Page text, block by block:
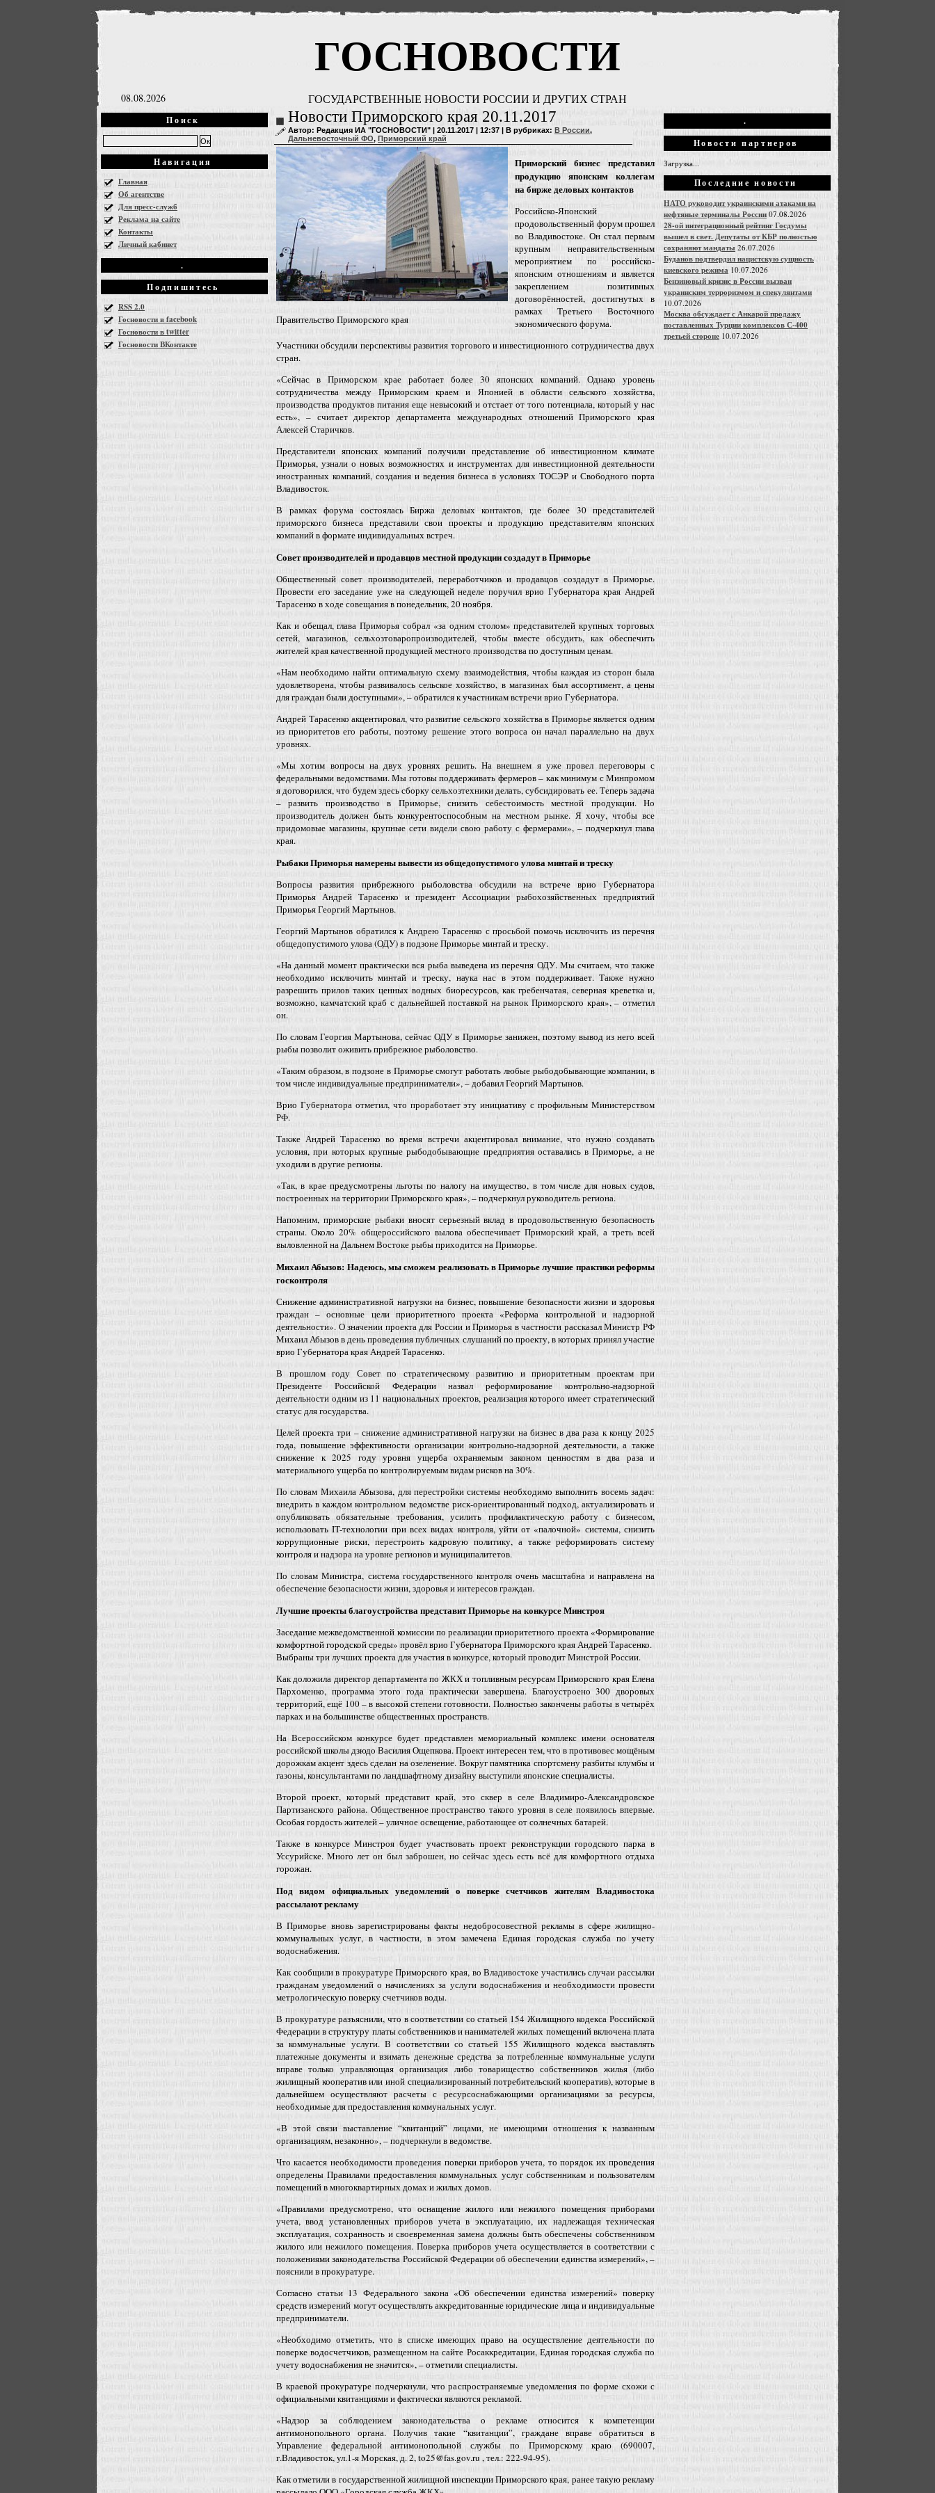
ГОСНОВОСТИ
08.08.2026 ГОСУДАРСТВЕННЫЕ НОВОСТИ РОССИИ И ДРУГИХ СТРАН
Поиск
Навигация
Главная
Об агентстве
Для пресс-служб
Реклама на сайте
Контакты
Личный кабинет
.
Подпишитесь
RSS 2.0
Госновости в facebook
Госновости в twitter
Госновости ВКонтакте
Новости Приморского края 20.11.2017
Автор: Редакция ИА "ГОСНОВОСТИ" | 20.11.2017 | 12:37 | В рубриках: В России,
Дальневосточный ФО, Приморский край
Правительство Приморского края
Приморский бизнес представил
продукцию японским коллегам
на бирже деловых контактов
Российско-Японский
продовольственный форум прошел
во Владивостоке. Он стал первым
крупным неправительственным
мероприятием по российско-
японским отношениям и является
закреплением позитивных
договорённостей, достигнутых в
рамках Третьего Восточного
экономического форума.
Участники обсудили перспективы развития торгового и инвестиционного сотрудничества двух
стран.
«Сейчас в Приморском крае работает более 30 японских компаний. Однако уровень
сотрудничества между Приморским краем и Японией в области сельского хозяйства,
производства продуктов питания еще невысокий и отстает от того потенциала, который у нас
есть», – считает директор департамента международных отношений Приморского края
Алексей Старичков.
Представители японских компаний получили представление об инвестиционном климате
Приморья, узнали о новых возможностях и инструментах для инвестиционной деятельности
иностранных компаний, создания и ведения бизнеса в условиях ТОСЭР и Свободного порта
Владивосток.
В рамках форума состоялась Биржа деловых контактов, где более 30 представителей
приморского бизнеса представили свои проекты и продукцию представителям японских
компаний в формате индивидуальных встреч.
Совет производителей и продавцов местной продукции создадут в Приморье
Общественный совет производителей, переработчиков и продавцов создадут в Приморье.
Провести его заседание уже на следующей неделе поручил врио Губернатора края Андрей
Тарасенко в ходе совещания в понедельник, 20 ноября.
Как и обещал, глава Приморья собрал «за одним столом» представителей крупных торговых
сетей, магазинов, сельхозтоваропроизводителей, чтобы вместе обсудить, как обеспечить
жителей края качественной продукцией местного производства по доступным ценам.
«Нам необходимо найти оптимальную схему взаимодействия, чтобы каждая из сторон была
удовлетворена, чтобы развивалось сельское хозяйство, в магазинах был ассортимент, а цены
для граждан были доступными», – обратился к участникам встречи врио Губернатора.
Андрей Тарасенко акцентировал, что развитие сельского хозяйства в Приморье является одним
из приоритетов его работы, поэтому решение этого вопроса он начал параллельно на двух
уровнях.
«Мы хотим вопросы на двух уровнях решить. На внешнем я уже провел переговоры с
федеральными ведомствами. Мы готовы поддерживать фермеров – как минимум с Минпромом
я договорился, что будем здесь сборку сельхозтехники делать, субсидировать ее. Теперь задача
– развить производство в Приморье, снизить себестоимость местной продукции. Но
производитель должен быть конкурентоспособным на местном рынке. Я хочу, чтобы все
придомовые магазины, крупные сети видели свою работу с фермерами», – подчеркнул глава
края.
Рыбаки Приморья намерены вывести из общедопустимого улова минтай и треску
Вопросы развития прибрежного рыболовства обсудили на встрече врио Губернатора
Приморья Андрей Тарасенко и президент Ассоциации рыбохозяйственных предприятий
Приморья Георгий Мартынов.
Георгий Мартынов обратился к Андрею Тарасенко с просьбой помочь исключить из перечня
общедопустимого улова (ОДУ) в подзоне Приморье минтай и треску.
«На данный момент практически вся рыба выведена из перечня ОДУ. Мы считаем, что также
необходимо исключить минтай и треску, наука нас в этом поддерживает. Также нужно
разрешить прилов таких ценных водных биоресурсов, как гребенчатая, северная креветка и,
возможно, камчатский краб с дальнейшей поставкой на рынок Приморского края», – отметил
он.
По словам Георгия Мартынова, сейчас ОДУ в Приморье занижен, поэтому вывод из него всей
рыбы позволит оживить прибрежное рыболовство.
«Таким образом, в подзоне в Приморье смогут работать любые рыбодобывающие компании, в
том числе индивидуальные предприниматели», – добавил Георгий Мартынов.
Врио Губернатора отметил, что проработает эту инициативу с профильным Министерством
РФ.
Также Андрей Тарасенко во время встречи акцентировал внимание, что нужно создавать
условия, при которых крупные рыбодобывающие предприятия оставались в Приморье, а не
уходили в другие регионы.
«Так, в крае предусмотрены льготы по налогу на имущество, в том числе для новых судов,
построенных на территории Приморского края», – подчеркнул руководитель региона.
Напомним, приморские рыбаки вносят серьезный вклад в продовольственную безопасность
страны. Около 20% общероссийского вылова обеспечивает Приморский край, а треть всей
выловленной на Дальнем Востоке рыбы приходится на Приморье.
Михаил Абызов: Надеюсь, мы сможем реализовать в Приморье лучшие практики реформы
госконтроля
Снижение административной нагрузки на бизнес, повышение безопасности жизни и здоровья
граждан – основные цели приоритетного проекта «Реформа контрольной и надзорной
деятельности». О значении проекта для России и Приморья в частности рассказал Министр РФ
Михаил Абызов в день проведения публичных слушаний по проекту, в которых принял участие
врио Губернатора края Андрей Тарасенко.
В прошлом году Совет по стратегическому развитию и приоритетным проектам при
Президенте Российской Федерации назвал реформирование контрольно-надзорной
деятельности одним из 11 национальных проектов, реализация которого имеет стратегический
статус для государства.
Целей проекта три – снижение административной нагрузки на бизнес в два раза к концу 2025
года, повышение эффективности организации контрольно-надзорной деятельности, а также
снижение к 2025 году уровня ущерба охраняемым законом ценностям в два раза и
материального ущерба по контролируемым видам рисков на 30%.
По словам Михаила Абызова, для перестройки системы необходимо выполнить восемь задач:
внедрить в каждом контрольном ведомстве риск-ориентированный подход, актуализировать и
опубликовать обязательные требования, усилить профилактическую работу с бизнесом,
использовать IT-технологии при всех видах контроля, уйти от «палочной» системы, снизить
коррупционные риски, перестроить кадровую политику, а также реформировать систему
контроля и надзора на уровне регионов и муниципалитетов.
По словам Министра, система государственного контроля очень масштабна и направлена на
обеспечение безопасности жизни, здоровья и интересов граждан.
Лучшие проекты благоустройства представит Приморье на конкурсе Минстроя
Заседание межведомственной комиссии по реализации приоритетного проекта «Формирование
комфортной городской среды» провёл врио Губернатора Приморского края Андрей Тарасенко.
Выбраны три лучших проекта для участия в конкурсе, который проводит Минстрой России.
Как доложила директор департамента по ЖКХ и топливным ресурсам Приморского края Елена
Пархоменко, программа этого года практически завершена. Благоустроено 300 дворовых
территорий, ещё 100 – в высокой степени готовности. Полностью закончены работы в четырёх
парках и на большинстве общественных пространств.
На Всероссийском конкурсе будет представлен мемориальный комплекс имени основателя
российской школы дзюдо Василия Ощепкова. Проект интересен тем, что в противовес мощёным
дорожкам акцент здесь сделан на озеленение. Вокруг памятника спортсмену разбиты клумбы и
газоны, консультантами по ландшафтному дизайну выступили японские специалисты.
Второй проект, который представит край, это сквер в селе Владимиро-Александровское
Партизанского района. Общественное пространство такого уровня в селе появилось впервые.
Особая гордость жителей – уличное освещение, работающее от солнечных батарей.
Также в конкурсе Минстроя будет участвовать проект реконструкции городского парка в
Уссурийске. Много лет он был заброшен, но сейчас здесь есть всё для комфортного отдыха
горожан.
Под видом официальных уведомлений о поверке счетчиков жителям Владивостока
рассылают рекламу
В Приморье вновь зарегистрированы факты недобросовестной рекламы в сфере жилищно-
коммунальных услуг, в частности, в этом замечена Единая городская служба по учету
водоснабжения.
Как сообщили в прокуратуре Приморского края, во Владивостоке участились случаи рассылки
гражданам уведомлений о начислениях за услуги водоснабжения и необходимости провести
метрологическую поверку счетчиков воды.
В прокуратуре разъяснили, что в соответствии со статьей 154 Жилищного кодекса Российской
Федерации в структуру платы собственников и нанимателей жилых помещений включена плата
за коммунальные услуги. В соответствии со статьей 155 Жилищного кодекса выставлять
платежные документы и взимать денежные средства за потребленные коммунальные услуги
вправе только управляющая организация либо товарищество собственников жилья (либо
жилищный кооператив или иной специализированный потребительский кооператив), которые в
дальнейшем осуществляют расчеты с ресурсоснабжающими организациями за ресурсы,
необходимые для предоставления коммунальных услуг.
«В этой связи выставление “квитанций” лицами, не имеющими отношения к названным
организациям, незаконно», – подчеркнули в ведомстве.
Что касается необходимости проведения поверки приборов учета, то порядок их проведения
определены Правилами предоставления коммунальных услуг собственникам и пользователям
помещений в многоквартирных домах и жилых домов.
«Правилами предусмотрено, что оснащение жилого или нежилого помещения приборами
учета, ввод установленных приборов учета в эксплуатацию, их надлежащая техническая
эксплуатация, сохранность и своевременная замена должны быть обеспечены собственником
жилого или нежилого помещения. Поверка приборов учета осуществляется в соответствии с
положениями законодательства Российской Федерации об обеспечении единства измерений», –
пояснили в прокуратуре.
Согласно статьи 13 Федерального закона «Об обеспечении единства измерений» поверку
средств измерений могут осуществлять аккредитованные юридические лица и индивидуальные
предприниматели.
«Необходимо отметить, что в списке имеющих право на осуществление деятельности по
поверке водосчетчиков, размещенном на сайте Росаккредитации, Единая городская служба по
учету водоснабжения не значится», – отметили специалисты.
В краевой прокуратуре подчеркнули, что распространяемые уведомления по форме схожи с
официальными квитанциями и фактически являются рекламой.
«Надзор за соблюдением законодательства о рекламе относится к компетенции
антимонопольного органа. Получив такие “квитанции”, граждане вправе обратиться в
Управление федеральной антимонопольной службы по Приморскому краю (690007,
г.Владивосток, ул.1-я Морская, д. 2, to25@fas.gov.ru , тел.: 222-94-95).
Как отметили в государственной жилищной инспекции Приморского края, ранее такую рекламу
.
Новости партнеров
Загрузка...
Последние новости
НАТО руководит украинскими атаками на
нефтяные терминалы России 07.08.2026
28-ой интеграционный рейтинг Госдумы
вышел в свет. Депутаты от КБР полностью
сохраняют мандаты 26.07.2026
Буданов подтвердил нацистскую сущность
киевского режима 10.07.2026
Бензиновый кризис в России вызван
украинским терроризмом и спекулянтами
10.07.2026
Москва обсуждает с Анкарой продажу
поставленных Турции комплексов С-400
третьей стороне 10.07.2026